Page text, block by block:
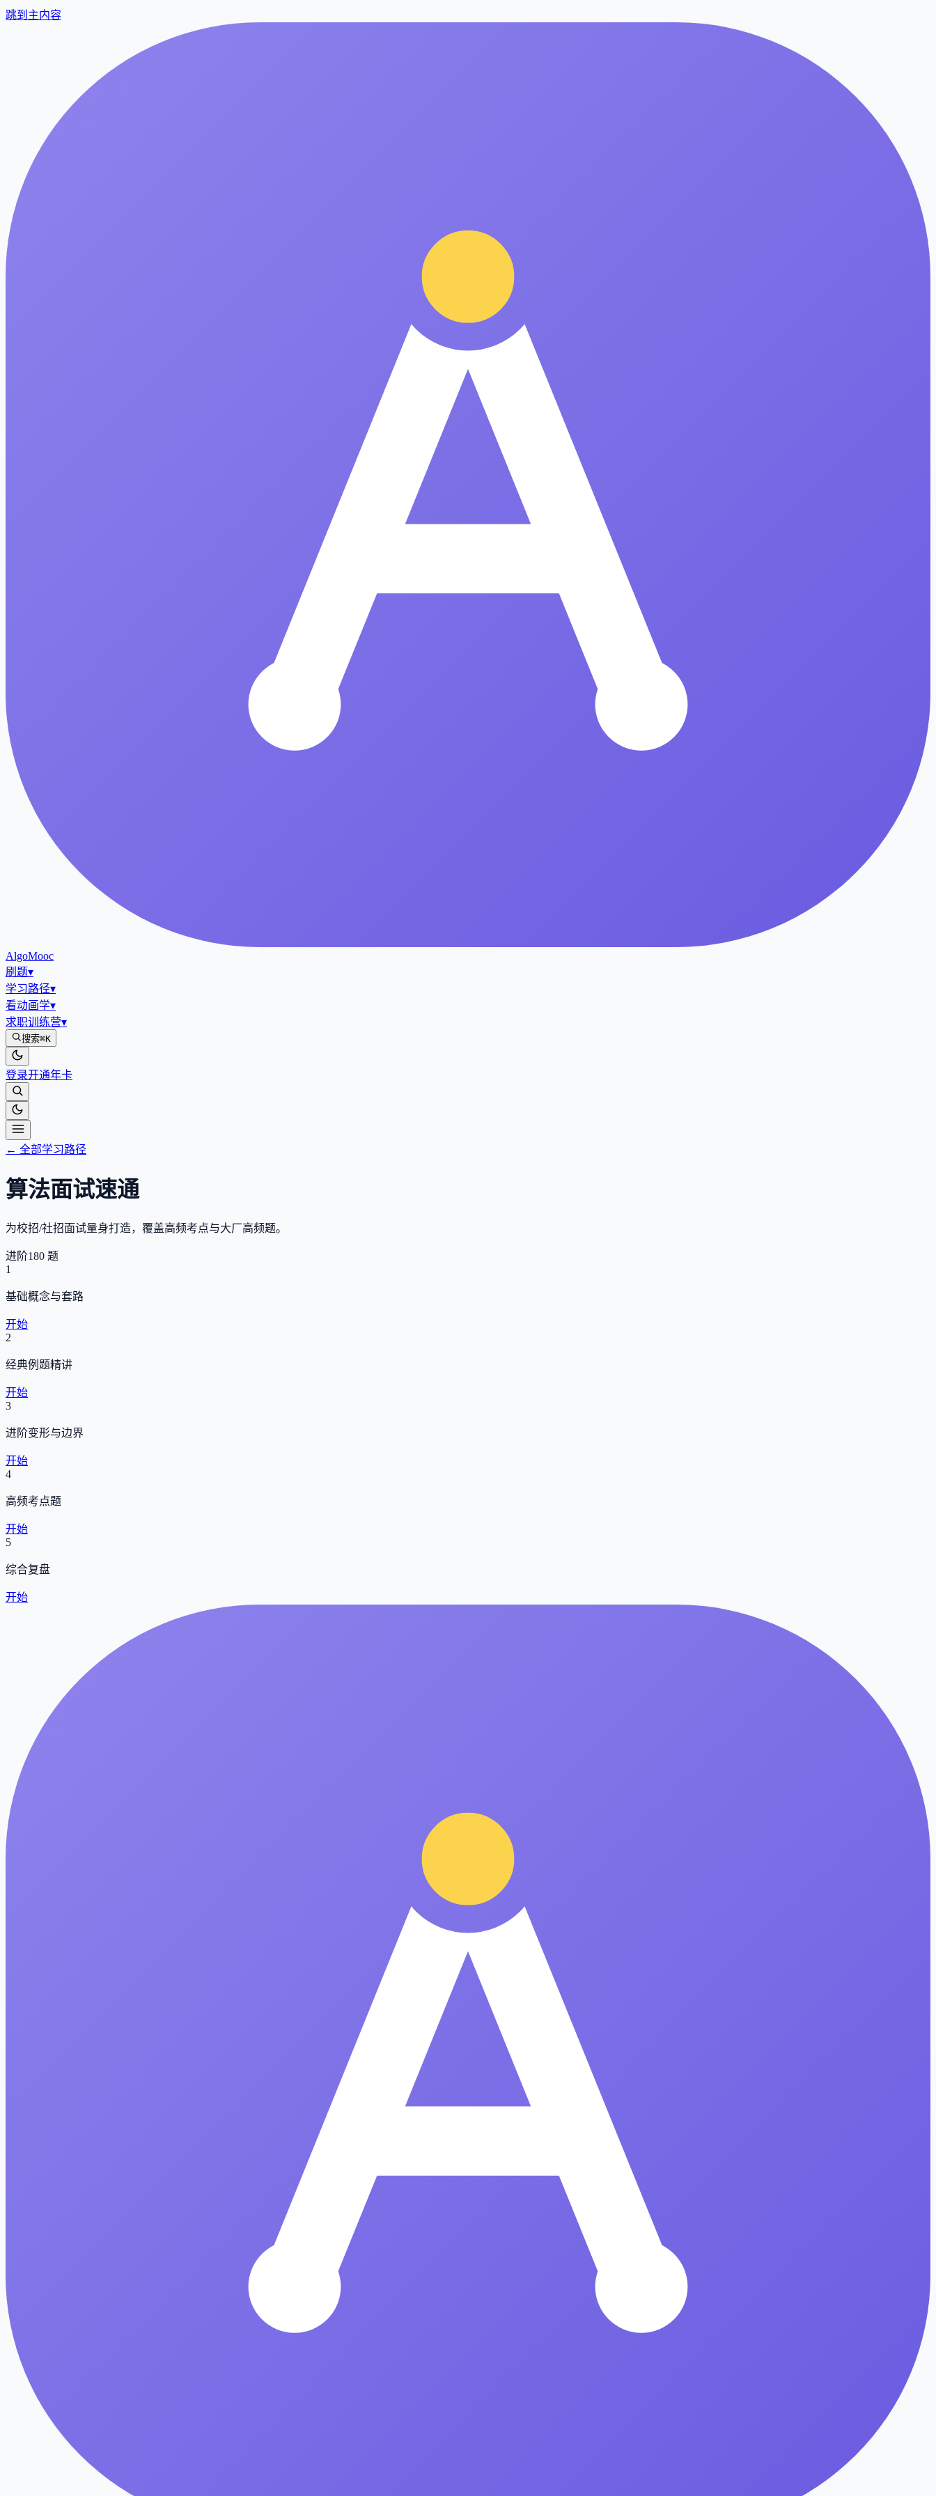
跳到主内容
AlgoMooc
刷题▾
学习路径▾
看动画学▾
求职训练营▾
搜索⌘K
登录开通年卡
← 全部学习路径
算法面试速通
为校招/社招面试量身打造，覆盖高频考点与大厂高频题。
进阶180 题
1
基础概念与套路
开始
2
经典例题精讲
开始
3
进阶变形与边界
开始
4
高频考点题
开始
5
综合复盘
开始